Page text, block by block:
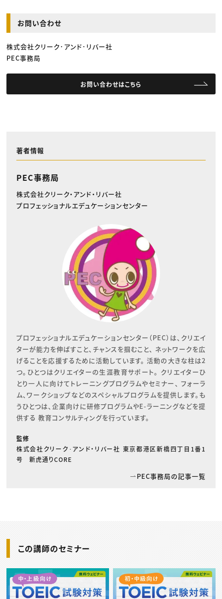
お問い合わせ
株式会社クリーク･アンド･リバー社
PEC事務局
お問い合わせはこちら
著者情報
PEC事務局
株式会社クリーク・アンド・リバー社
プロフェッショナルエデュケーションセンター
プロフェッショナルエデュケーションセンター（PEC）は、クリエイ
ターが能力を伸ばすこと、チャンスを掴むこと、 ネットワークを広
げることを応援するために活動しています。 活動の大きな柱は2
つ。ひとつはクリエイターの生涯教育サポート。 クリエイターひ
とり一人に向けてトレーニングプログラムやセミナー、 フォーラ
ム、ワークショップなどのスペシャルプログラムを提供します。も
うひとつは、企業向けに研修プログラムやE-ラーニングなどを提
供する 教育コンサルティングを行っています。
監修
株式会社クリーク･アンド・リバー社 東京都港区新橋四丁目1番1
号 新虎通りCORE
PEC事務局の記事一覧
この講師のセミナー